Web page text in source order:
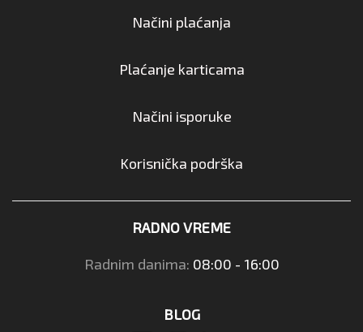
Načini plaćanja
Plaćanje karticama
Načini isporuke
Korisnička podrška
RADNO VREME
Radnim danima: 08:00 - 16:00
BLOG